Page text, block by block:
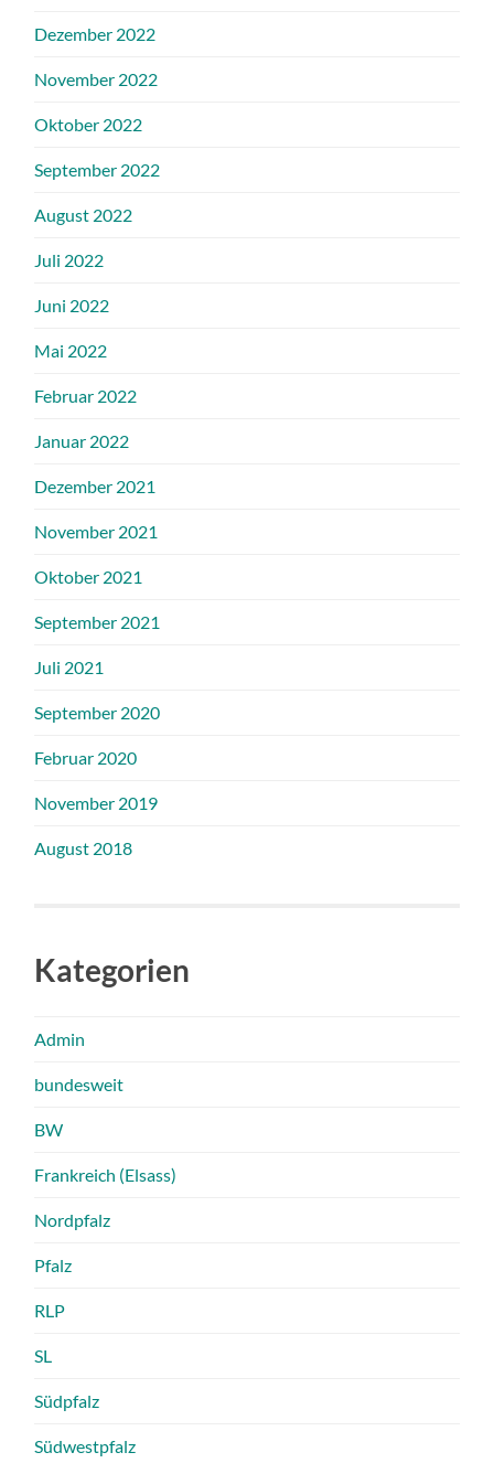
Dezember 2022
November 2022
Oktober 2022
September 2022
August 2022
Juli 2022
Juni 2022
Mai 2022
Februar 2022
Januar 2022
Dezember 2021
November 2021
Oktober 2021
September 2021
Juli 2021
September 2020
Februar 2020
November 2019
August 2018
Kategorien
Admin
bundesweit
BW
Frankreich (Elsass)
Nordpfalz
Pfalz
RLP
SL
Südpfalz
Südwestpfalz